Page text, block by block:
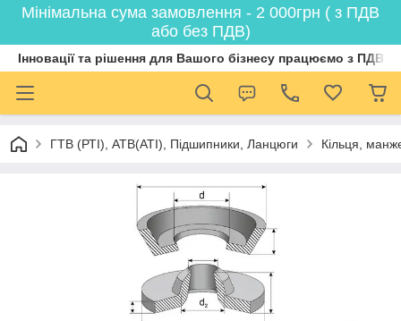
Мінімальна сума замовлення - 2 000грн ( з ПДВ
або без ПДВ)
Інновації та рішення для Вашого бізнесу працюємо з ПДВ
ГТВ (РТI), АТВ(АТI), Пiдшипники, Ланцюги Кільця,